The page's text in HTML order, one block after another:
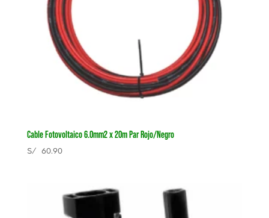
Cable Fotovoltaico 6.0mm2 x 20m Par Rojo/Negro
S/60.90